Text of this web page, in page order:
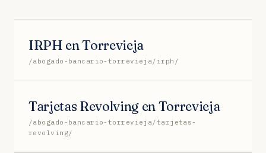
IRPH en Torrevieja
/abogado-bancario-torrevieja/irph/
Tarjetas Revolving en Torrevieja
/abogado-bancario-torrevieja/tarjetas-
revolving/